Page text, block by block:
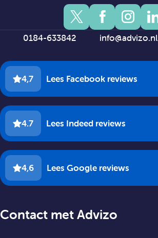
0184-633842 info@advizo.nl
4,7 Lees Facebook reviews
4.7 Lees Indeed reviews
4,6 Lees Google reviews
Contact met Advizo